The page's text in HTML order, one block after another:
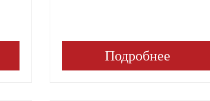
Подробнее